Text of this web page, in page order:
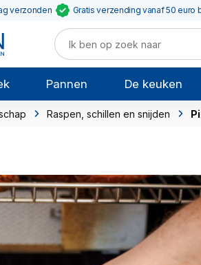
verzonden Gratis verzending vanaf 50 euro
Pannen De keuken
Raspen, schillen en snijden